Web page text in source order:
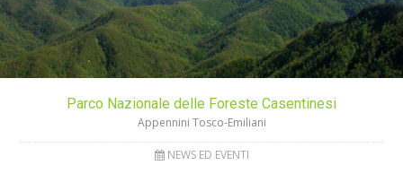
Parco Nazionale delle Foreste Casentinesi
Appennini Tosco-Emiliani
NEWS ED EVENTI